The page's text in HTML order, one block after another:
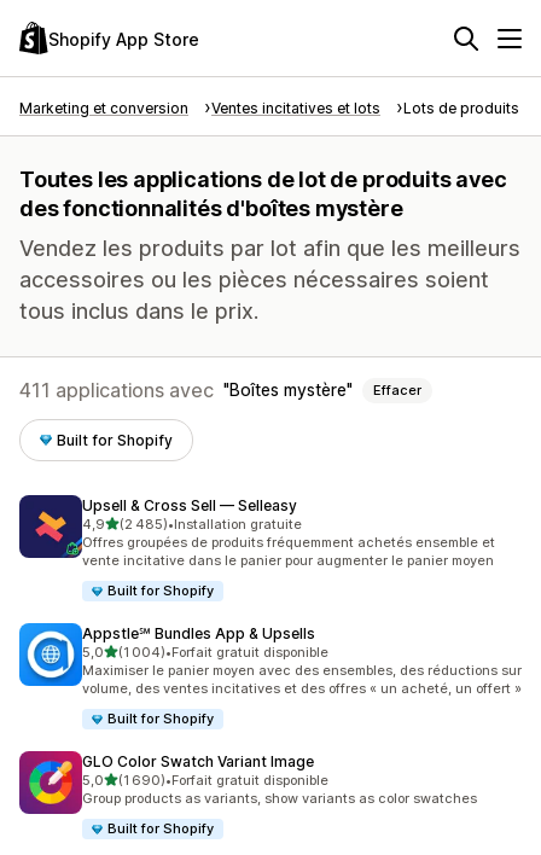
Shopify App Store
Marketing et conversion Ventes incitatives et lots Lots de produits
Toutes les applications de lot de produits avec
des fonctionnalités d'boîtes mystère
Vendez les produits par lot afin que les meilleurs
accessoires ou les pièces nécessaires soient
tous inclus dans le prix.
411 applications avec Boîtes mystère Effacer
Built for Shopify
Upsell & Cross Sell — Selleasy
4,9étoile(s) sur 5
(2 485)
2485 avis au total
•Installation gratuite
Offres groupées de produits fréquemment achetés ensemble et
vente incitative dans le panier pour augmenter le panier moyen
Built for Shopify
Appstle℠ Bundles App & Upsells
5,0étoile(s) sur 5
(1 004)
1004 avis au total
•Forfait gratuit disponible
Maximiser le panier moyen avec des ensembles, des réductions sur
volume, des ventes incitatives et des offres « un acheté, un offert »
Built for Shopify
GLO Color Swatch Variant Image
5,0étoile(s) sur 5
(1 690)
1690 avis au total
•Forfait gratuit disponible
Group products as variants, show variants as color swatches
Built for Shopify